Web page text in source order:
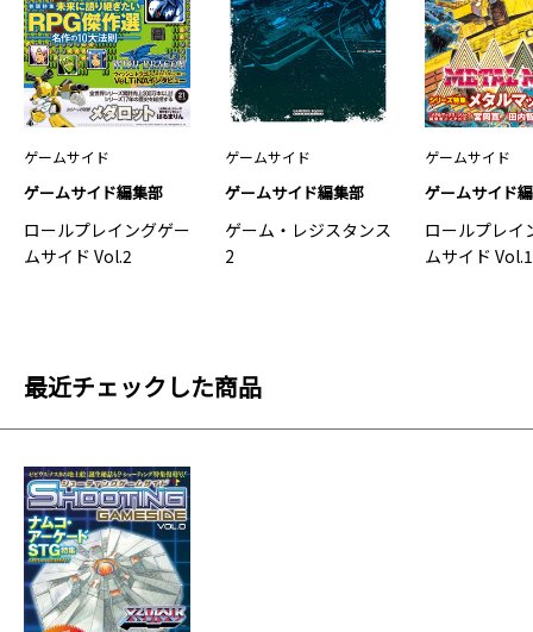
ゲームサイド
ゲームサイド編集部
ロールプレイングゲー
ムサイド Vol.2
ゲームサイド
ゲームサイド編集部
ゲーム・レジスタンス
2
ゲームサイド
ゲームサイド
ロールプレイ
ムサイド Vol.1
最近チェックした商品